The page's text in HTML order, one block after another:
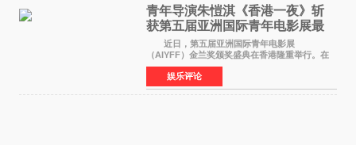
青年导演朱愷淇《香港一夜》斩
获第五届亚洲国际青年电影展最
佳剧本改编奖
近日，第五届亚洲国际青年电影展
（AIYFF）金兰奖颁奖盛典在香港隆重举行。在
这场汇聚数百位海内外电影人、文化界人士及媒
体代表的亚洲青年影视盛会上，香港本土电影
《香港一夜》（Dawn in Ho
娱乐评论